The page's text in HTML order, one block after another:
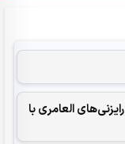
العامری با